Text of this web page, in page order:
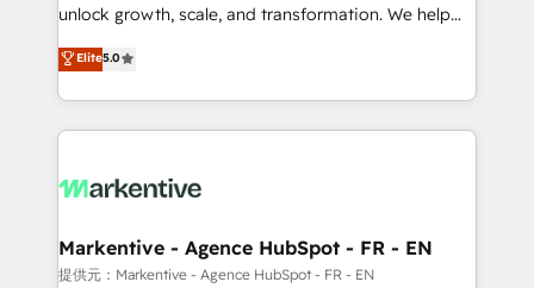
データ移行と活用設計まで。 ▸ AEO対応：ChatGPT・
ンツとサイト構造を最適化。 🏆 なぜ100incを選ぶの
か？ ✓ HubSpot Eliteパートナー認定 ✓ HubSpotアワ
ード受賞・HUGリーダー ✓ ISO27001:2022 /
HubSpot大百科 出版 CRM・AI活用に関するご相談、現
せください。
accreditations and deep HIPAA-compliance
expertise. - A team of 250+ experts dedicated to
your resilient growth.
unlock growth, scale, and transformation. We help
companies activate HubSpot’s AI-powered
customer platform and operationalize HubSpot’s
Loop Marketing framework through expert-led
services, smart agents, and purpose-built apps,
results, fast. ⚙️CRM & RevOps: Align all Hubs to your
🎯Demand Gen & ABM: Drive pipeline with inbound,
ABM, AEO, SEO, & paid media. 👩‍💻Web Design:
Elite5.0
Markentive - Agence HubSpot - FR - EN
提供元：Markentive - Agence HubSpot - FR - EN